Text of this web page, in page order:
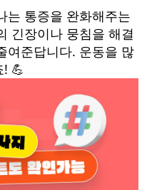
는 통증을 완화해주는
긴장이나 뭉침을 해결
여준답니다. 운동을 많
💪